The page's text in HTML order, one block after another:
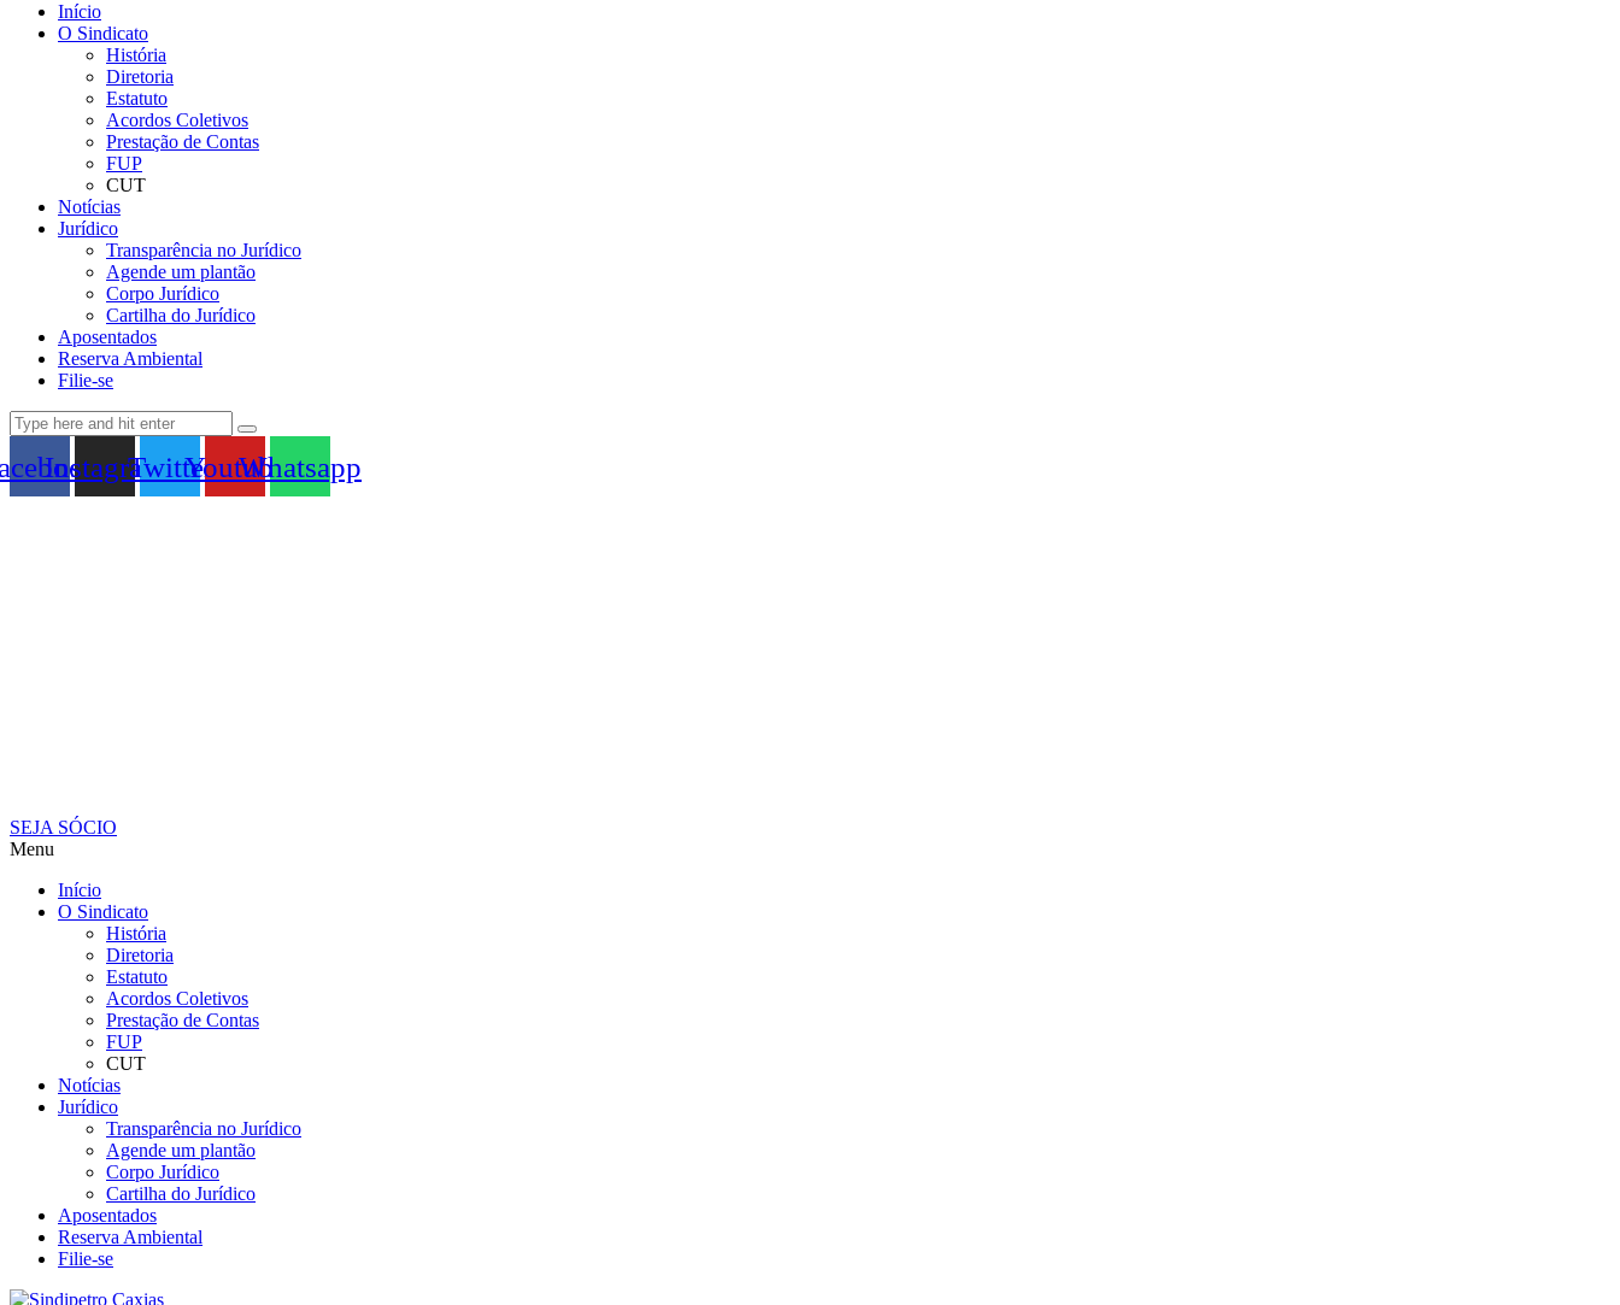
Início
O Sindicato
História
Diretoria
Estatuto
Acordos Coletivos
Prestação de Contas
FUP
CUT
Notícias
Jurídico
Transparência no Jurídico
Agende um plantão
Corpo Jurídico
Cartilha do Jurídico
Aposentados
Reserva Ambiental
Filie-se
InstagramTwitterYoutubeWhatsapp
SEJA SÓCIO
Menu
Início
O Sindicato
História
Diretoria
Estatuto
Acordos Coletivos
Prestação de Contas
FUP
CUT
Notícias
Jurídico
Transparência no Jurídico
Agende um plantão
Corpo Jurídico
Cartilha do Jurídico
Aposentados
Reserva Ambiental
Filie-se